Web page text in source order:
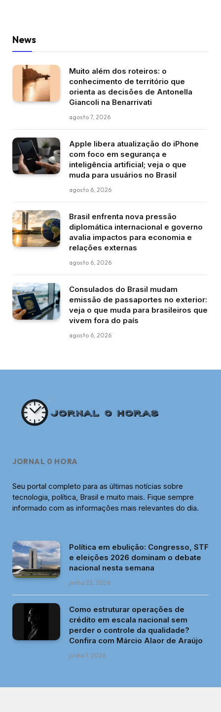
News
Muito além dos roteiros: o
conhecimento de território que
orienta as decisões de Antonella
Giancoli na Benarrivati
agosto 7, 2026
Apple libera atualização do iPhone
com foco em segurança e
inteligência artificial; veja o que
muda para usuários no Brasil
agosto 6, 2026
Brasil enfrenta nova pressão
diplomática internacional e governo
avalia impactos para economia e
relações externas
agosto 6, 2026
Consulados do Brasil mudam
emissão de passaportes no exterior:
veja o que muda para brasileiros que
vivem fora do país
agosto 6, 2026
JORNAL 0 HORA
Seu portal completo para as últimas notícias sobre
tecnologia, política, Brasil e muito mais. Fique sempre
informado com as informações mais relevantes do dia.
Política em ebulição: Congresso, STF
e eleições 2026 dominam o debate
nacional nesta semana
junho 22, 2026
Como estruturar operações de
crédito em escala nacional sem
perder o controle da qualidade?
Confira com Márcio Alaor de Araújo
junho 1, 2026